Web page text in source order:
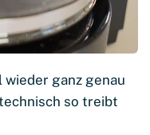
ganz genau
so treibt